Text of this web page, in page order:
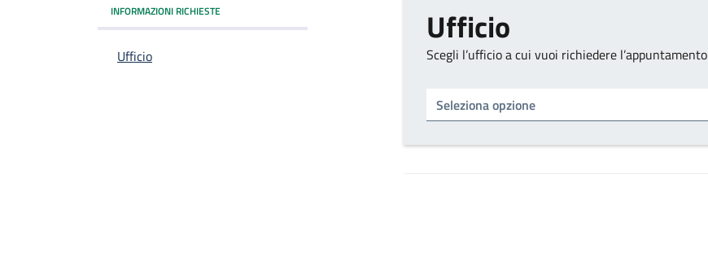
INFORMAZIONI RICHIESTE
Ufficio
Ufficio
Scegli l’ufficio a cui vuoi richiedere l’appuntamento